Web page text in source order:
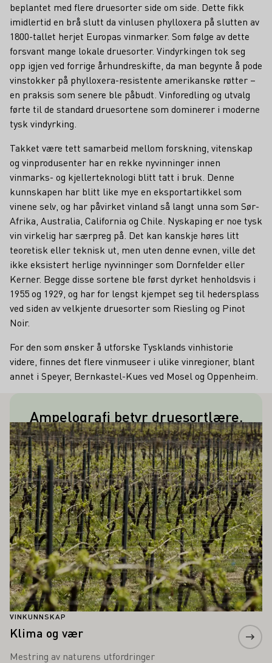
beplantet med flere druesorter side om side. Dette fikk
imidlertid en brå slutt da vinlusen phylloxera på slutten av
1800-tallet herjet Europas vinmarker. Som følge av dette
forsvant mange lokale druesorter. Vindyrkingen tok seg
opp igjen ved forrige århundreskifte, da man begynte å pode
vinstokker på phylloxera-resistente amerikanske røtter –
en praksis som senere ble påbudt. Vinforedling og utvalg
førte til de standard druesortene som dominerer i moderne
tysk vindyrking.
Takket være tett samarbeid mellom forskning, vitenskap
og vinprodusenter har en rekke nyvinninger innen
vinmarks- og kjellerteknologi blitt tatt i bruk. Denne
kunnskapen har blitt like mye en eksportartikkel som
vinene selv, og har påvirket vinland så langt unna som Sør-
Afrika, Australia, California og Chile. Nyskaping er noe tysk
vin virkelig har særpreg på. Det kan kanskje høres litt
teoretisk eller teknisk ut, men uten denne evnen, ville det
ikke eksistert herlige nyvinninger som Dornfelder eller
Kerner. Begge disse sortene ble først dyrket henholdsvis i
1955 og 1929, og har for lengst kjempet seg til hedersplass
ved siden av velkjente druesorter som Riesling og Pinot
Noir.
For den som ønsker å utforske Tysklands vinhistorie
videre, finnes det flere vinmuseer i ulike vinregioner, blant
annet i Speyer, Bernkastel-Kues ved Mosel og Oppenheim.
Ampelografi betyr druesortlære.
Hvilke greske ord består dette av?
Den første delen av ordet - ampelos -
beskriver vintreet, mens den andre
delen - gráphein - er avledet av det
greske verbet for "å skrive".
INTERESSERE DEG
VINKUNNSKAP
Klima og vær
Mestring av naturens utfordringer
Lær mer om dette